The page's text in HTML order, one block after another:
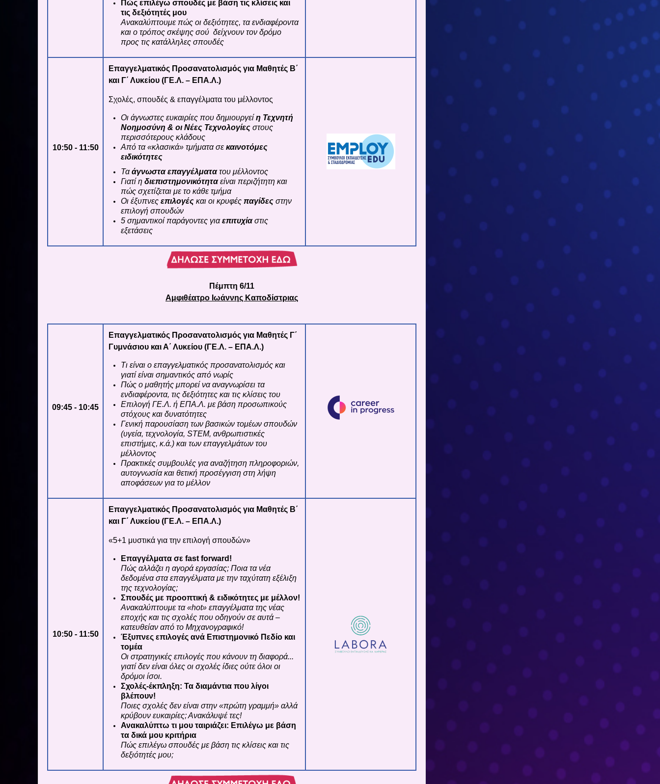
Πώς επιλέγω σπουδές με βάση τις κλίσεις και
τις δεξιότητές μου
Ανακαλύπτουμε πώς οι δεξιότητες, τα ενδιαφέροντα
και ο τρόπος σκέψης σού δείχνουν τον δρόμο
προς τις κατάλληλες σπουδές
10:50 - 11:50
Επαγγελματικός Προσανατολισμός για Μαθητές Β΄
και Γ΄ Λυκείου (ΓΕ.Λ. – ΕΠΑ.Λ.)
Σχολές, σπουδές & επαγγέλματα του μέλλοντος
Οι άγνωστες ευκαιρίες που δημιουργεί η Τεχνητή
Νοημοσύνη & οι Νέες Τεχνολογίες στους
περισσότερους κλάδους
Από τα «κλασικά» τμήματα σε καινοτόμες
ειδικότητες
Ταάγνωστα επαγγέλματατου μέλλοντος
Γιατί η διεπιστημονικότηταείναι περιζήτητη και
πώς σχετίζεται με το κάθε τμήμα
Οι έξυπνες επιλογές και οι κρυφές παγίδες στην
επιλογή σπουδών
5 σημαντικοί παράγοντες γιαεπιτυχίαστις
εξετάσεις
Πέμπτη 6/11
Αμφιθέατρο Ιωάννης Καποδίστριας
09:45 - 10:45
Επαγγελματικός Προσανατολισμός για Μαθητές Γ΄
Γυμνάσιου και Α΄ Λυκείου (ΓΕ.Λ. – ΕΠΑ.Λ.)
Τι είναι ο επαγγελματικός προσανατολισμός και
γιατί είναι σημαντικός από νωρίς
Πώς ο μαθητής μπορεί να αναγνωρίσει τα
ενδιαφέροντα, τις δεξιότητες και τις κλίσεις του
Επιλογή ΓΕ.Λ. ή ΕΠΑ.Λ. με βάση προσωπικούς
στόχους και δυνατότητες
Γενική παρουσίαση των βασικών τομέων σπουδών
(υγεία, τεχνολογία, STEM, ανθρωπιστικές
επιστήμες, κ.ά.) και των επαγγελμάτων του
μέλλοντος
Πρακτικές συμβουλές για αναζήτηση πληροφοριών,
αυτογνωσία και θετική προσέγγιση στη λήψη
αποφάσεων για το μέλλον
10:50 - 11:50
Επαγγελματικός Προσανατολισμός για Μαθητές Β΄
και Γ΄ Λυκείου (ΓΕ.Λ. – ΕΠΑ.Λ.)
«5+1 μυστικά για την επιλογή σπουδών»
Επαγγέλματα σε fast forward!
Πώς αλλάζει η αγορά εργασίας; Ποια τα νέα
δεδομένα στα επαγγέλματα με την ταχύτατη εξέλιξη
της τεχνολογίας;
Σπουδές με προοπτική & ειδικότητες με μέλλον!
Ανακαλύπτουμε τα «hot» επαγγέλματα της νέας
εποχής και τις σχολές που οδηγούν σε αυτά –
κατευθείαν από το Μηχανογραφικό!
Έξυπνες επιλογές ανά Επιστημονικό Πεδίο και
τομέα
Οι στρατηγικές επιλογές που κάνουν τη διαφορά...
γιατί δεν είναι όλες οι σχολές ίδιες ούτε όλοι οι
δρόμοι ίσοι.
Σχολές-έκπληξη: Τα διαμάντια που λίγοι
βλέπουν!
Ποιες σχολές δεν είναι στην «πρώτη γραμμή» αλλά
κρύβουν ευκαιρίες; Ανακάλυψέ τες!
Ανακαλύπτω τι μου ταιριάζει: Επιλέγω με βάση
τα δικά μου κριτήρια
Πώς επιλέγω σπουδές με βάση τις κλίσεις και τις
δεξιότητές μου;